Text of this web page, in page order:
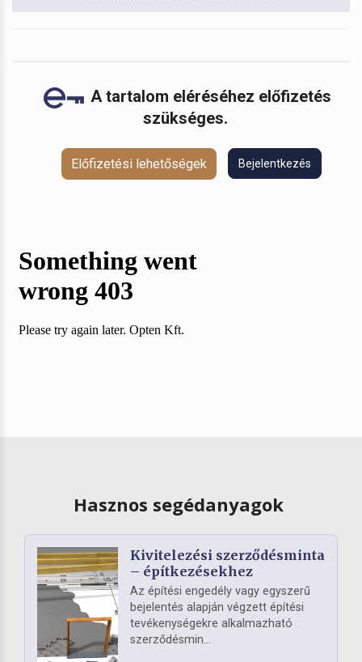
A tartalom eléréséhez előfizetés
szükséges.
Előfizetési lehetőségek Bejelentkezés
Hasznos segédanyagok
Kivitelezési szerződésminta
– építkezésekhez
Az építési engedély vagy egyszerű
bejelentés alapján végzett építési
tevékenységekre alkalmazható
szerződésmin...